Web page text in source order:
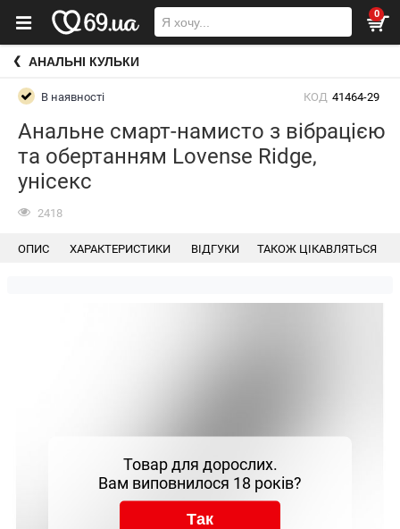
0
АНАЛЬНІ КУЛЬКИ
В наявності КОД 41464-29
Анальне смарт-намисто з вібрацією
та обертанням Lovense Ridge,
унісекс
2418
ОПИС ХАРАКТЕРИСТИКИ ВІДГУКИ ТАКОЖ ЦІКАВЛЯТЬСЯ
Товар для дорослих.
Вам виповнилося 18 років?
Так